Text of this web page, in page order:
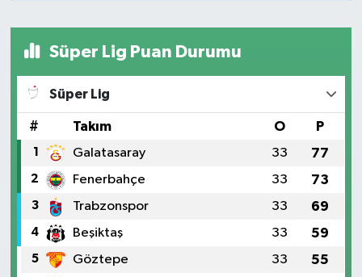
Süper Lig Puan Durumu
Süper Lig
# Takım O P
1 Galatasaray 33 77
2 Fenerbahçe 33 73
3 Trabzonspor 33 69
4 Beşiktaş 33 59
5 Göztepe 33 55